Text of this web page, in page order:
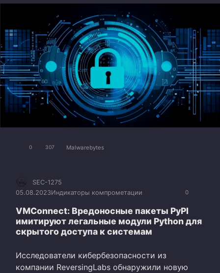
0 307 Malwarebytes
0
SEC-1275
05.08.2023Индикаторы компрометации
VMConnect: Вредоносные пакеты PyPI
имитируют легальные модули Python для
скрытого доступа к системам
Исследователи кибербезопасности из
компании ReversingLabs обнаружили новую